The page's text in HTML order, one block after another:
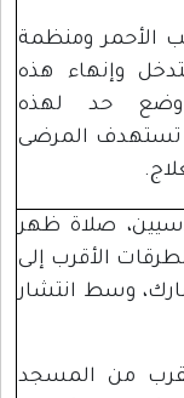
الأحمر ومنظمة
وإنهاء هذه
وضع حد لهذه
تستهدف المرضى
صلاة ظهر
الأقرب إلى
وسط انتشار
من المسجد